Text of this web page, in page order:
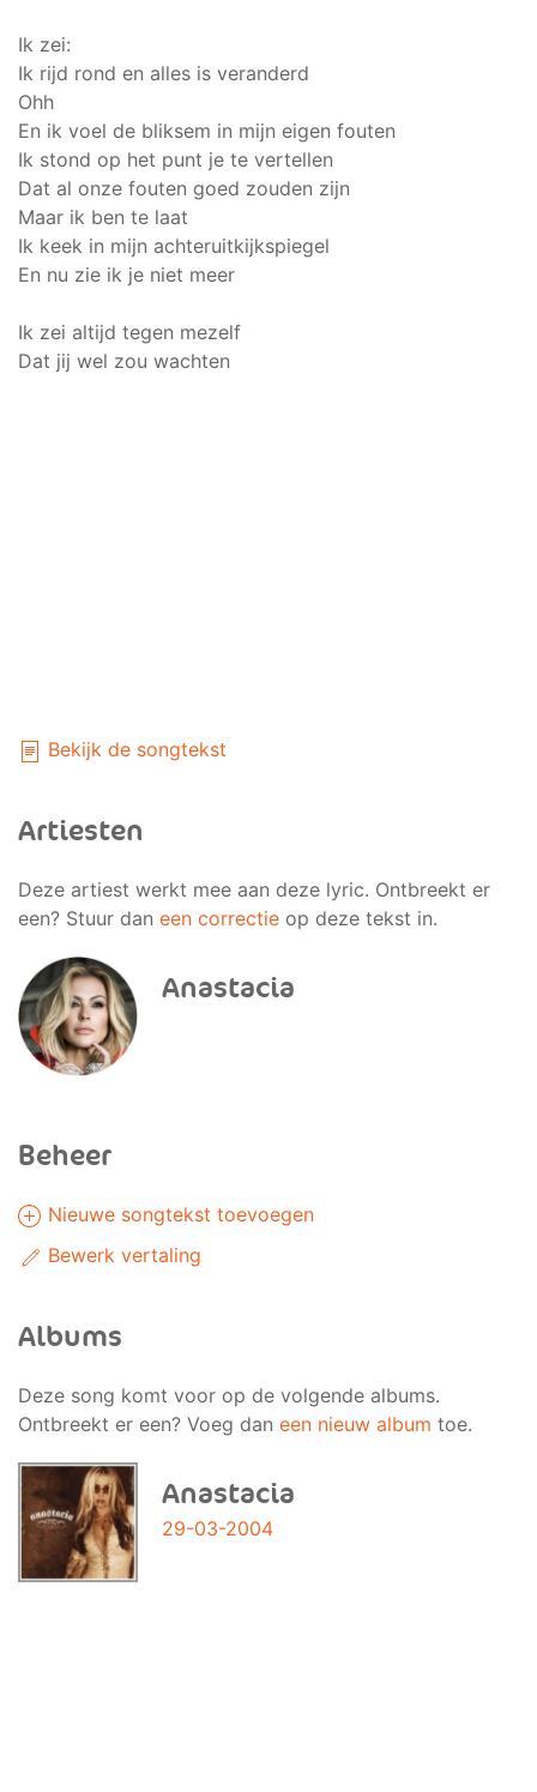
Ik zei:
Ik rijd rond en alles is veranderd
Ohh
En ik voel de bliksem in mijn eigen fouten
Ik stond op het punt je te vertellen
Dat al onze fouten goed zouden zijn
Maar ik ben te laat
Ik keek in mijn achteruitkijkspiegel
En nu zie ik je niet meer
Ik zei altijd tegen mezelf
Dat jij wel zou wachten
Bekijk de songtekst
Artiesten
Deze artiest werkt mee aan deze lyric. Ontbreekt er
een? Stuur dan een correctie op deze tekst in.
Anastacia
Beheer
Nieuwe songtekst toevoegen
Bewerk vertaling
Albums
Deze song komt voor op de volgende albums.
Ontbreekt er een? Voeg dan een nieuw album toe.
Anastacia
29-03-2004